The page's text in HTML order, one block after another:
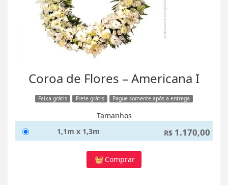
Coroa de Flores – Americana I
Faixa grátis Frete grátis Pague somente após a entrega
Tamanhos
1,1m x 1,3m
R$ 1.170,00
Comprar